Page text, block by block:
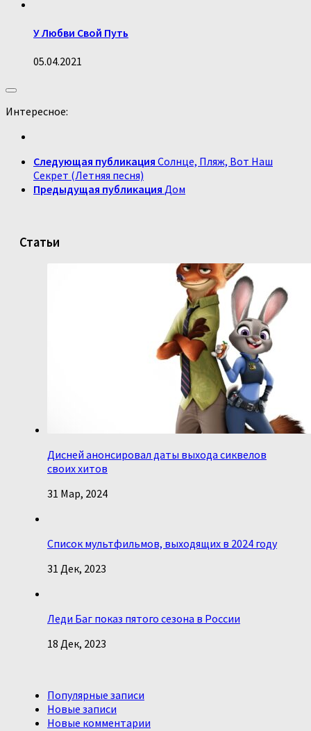
У Любви Свой Путь
05.04.2021
Интересное:
Следующая публикация Солнце, Пляж, Вот Наш
Секрет (Летняя песня)
Предыдущая публикация Дом
Статьи
Дисней анонсировал даты выхода сиквелов
своих хитов
31 Мар, 2024
Список мультфильмов, выходящих в 2024 году
31 Дек, 2023
Леди Баг показ пятого сезона в России
18 Дек, 2023
Популярные записи
Новые записи
Новые комментарии